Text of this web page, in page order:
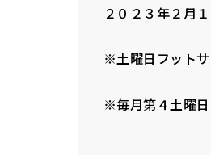
２０２３年２月
※土曜日フット
※毎月第４土曜